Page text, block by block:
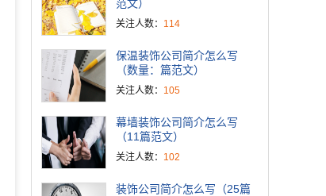
范文）
关注人数： 114
保温装饰公司简介怎么写
（数量：篇范文）
关注人数： 105
幕墙装饰公司简介怎么写
（11篇范文）
关注人数： 102
装饰公司简介怎么写（25篇